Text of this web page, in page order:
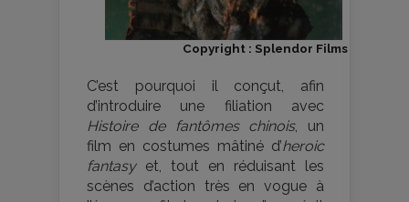
Copyright : Splendor Films
C’est pourquoi il conçut, afin
d’introduire une filiation avec
Histoire de fantômes chinois, un
film en costumes mâtiné d’heroic
fantasyet, tout en réduisant les
scènes d’action très en vogue à